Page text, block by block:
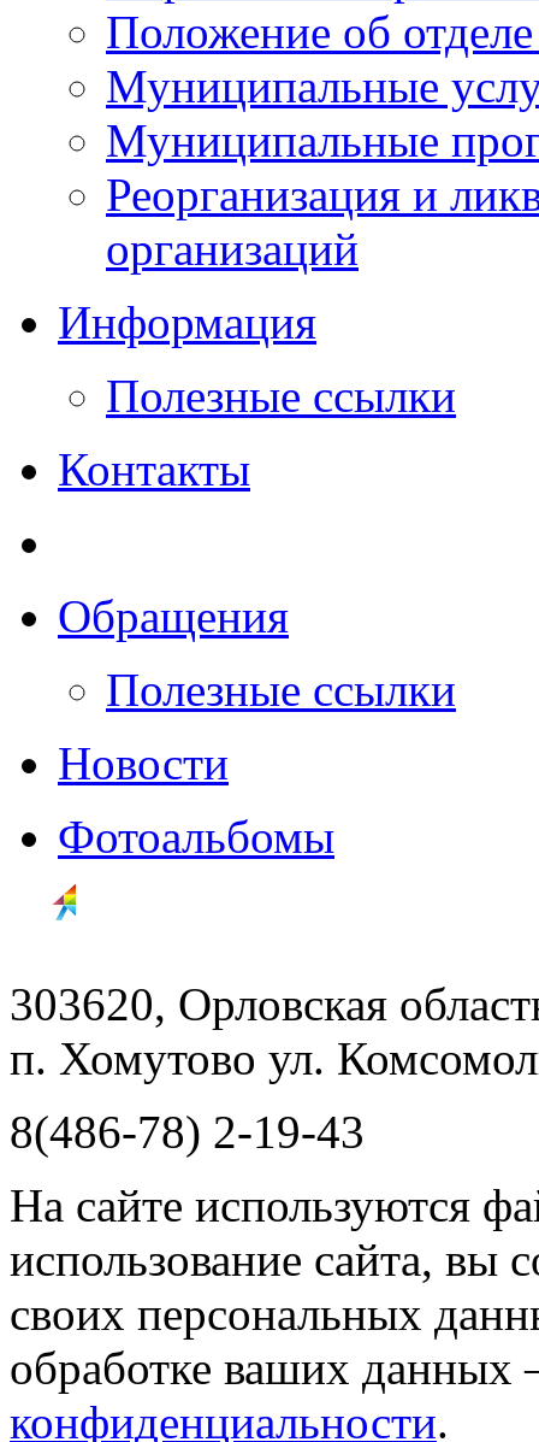
Положение об
Муниципальные
Муниципальные
Реорганизация и
организаций
Информация
Полезные ссылки
Контакты
Обращения
Полезные ссылки
Новости
Фотоальбомы
303620, Орловская
п. Хомутово ул.
8(486-78) 2-19-43
На сайте используются
использование сайта, вы
своих персональных
обработке ваших данных
конфиденциальности.